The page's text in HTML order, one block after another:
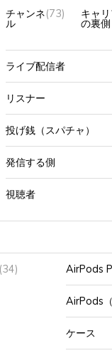
チャンネ
ル
(73) キャ
の裏側
ライブ配信者
リスナー
投げ銭（スパチャ）
発信する側
視聴者
(34) AirPods
AirPods
ケース